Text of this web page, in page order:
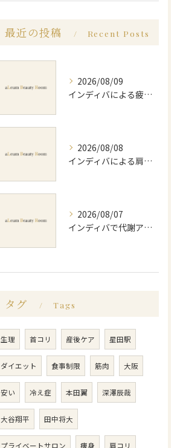
最近の投稿 Recent Posts
2026/08/09
インディバによる疲労回復方法と効果的な実感や持続のポイントを徹底解説
2026/08/08
インディバによる肩コリ施術の効果と回数の目安を徹底解説
2026/08/07
インディバで代謝アップ体験効果とビフォーアフター徹底解説
タグ Tags
生理 首コリ 産後ケア 星田駅
ダイエット 食事制限 筋肉 大阪
安い 冷え症 本田翼 深澤辰哉
大谷翔平 田中将大
プライベートサロン 痩身 肩コリ